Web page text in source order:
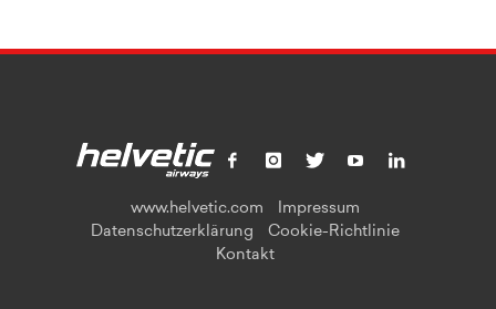
www.helvetic.com
Impressum
Datenschutzerklärung
Cookie-Richtlinie
Kontakt